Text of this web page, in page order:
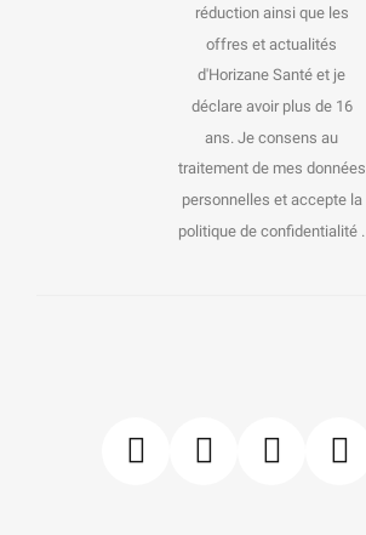
réduction ainsi que les
offres et actualités
d'Horizane Santé et je
déclare avoir plus de 16
ans. Je consens au
traitement de mes données
personnelles et accepte la
politique de confidentialité .